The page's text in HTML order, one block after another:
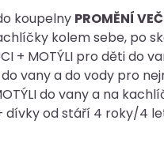
koupelny PROMĚNÍ
kolem sebe, po
+ MOTÝLI pro děti do
vany a do vody pro
do vany a na
dívky od stáří 4 roky/4